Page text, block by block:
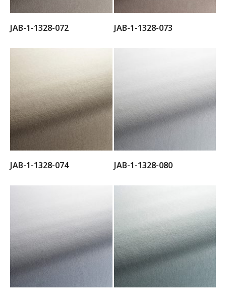
JAB-1-1328-072 JAB-1-1328-073
JAB-1-1328-074 JAB-1-1328-080